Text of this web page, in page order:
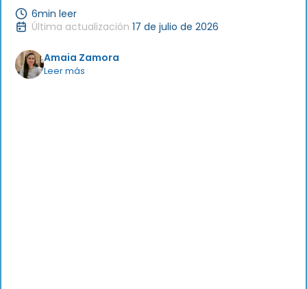
6min leer
Última actualización 17 de julio de 2026
Amaia Zamora
Leer más